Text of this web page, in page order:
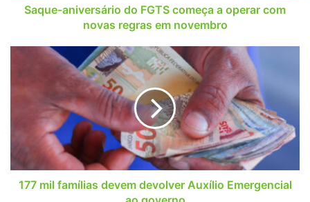
regrasSaque-aniversário do FGTS começa a operar com
novas regras em novembro
177
devolver
Emergencial
ao
governo
177 mil famílias devem devolver Auxílio Emergencial